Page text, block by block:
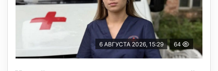
6 АВГУСТА 2026, 15:29 64